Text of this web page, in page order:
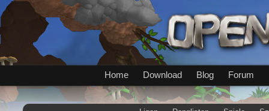
Home Download Blog Forum